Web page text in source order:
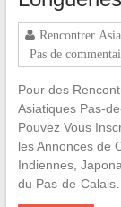
Rencontrer
Pas de
Pour des
Asiatiques Pas-
Pouvez Vous
les Annonces de
Indiennes,
du Pas-de-